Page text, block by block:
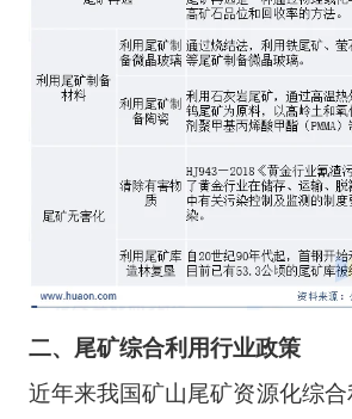
二、 尾矿综合利用行业政策
近年来我国矿山尾矿资源化综